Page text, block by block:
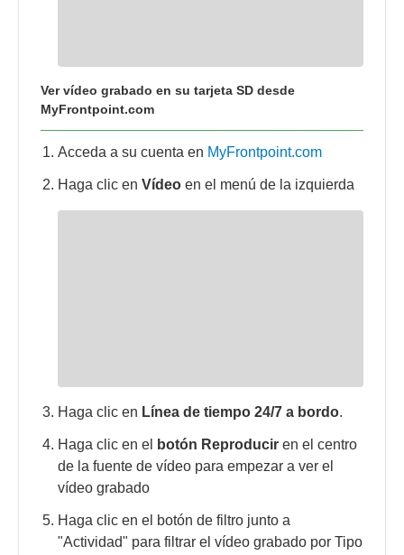
Ver vídeo grabado en su tarjeta SD desde
MyFrontpoint.com
Acceda a su cuenta en MyFrontpoint.com
Haga clic enVídeo en el menú de la izquierda
Haga clic en Línea de tiempo 24/7 a bordo.
Haga clic en el botón Reproducir en el centro
de la fuente de vídeo para empezar a ver el
vídeo grabado
Haga clic en el botón de filtro junto a
"Actividad" para filtrar el vídeo grabado por Tipo